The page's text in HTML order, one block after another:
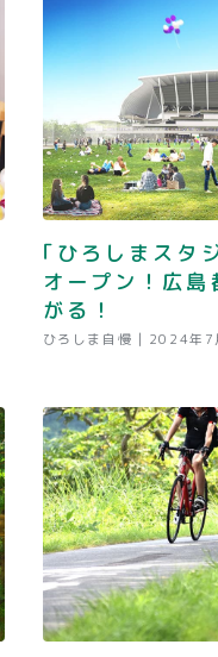
｢ひろしまスタ
オープン！広
がる！
ひろしま自慢 | 2024年7